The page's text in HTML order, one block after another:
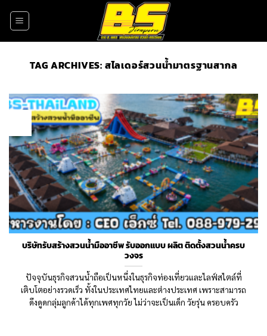
TAG ARCHIVES: สไลเดอร์สวนน้ำมาตรฐานสากล
บริษัทรับสร้างสวนน้ำมืออาชีพ รับออกแบบ ผลิต ติดตั้งสวนน้ำครบ
วงจร
ปัจจุบันธุรกิจสวนน้ำถือเป็นหนึ่งในธุรกิจท่องเที่ยวและไลฟ์สไตล์ที่
เติบโตอย่างรวดเร็ว ทั้งในประเทศไทยและต่างประเทศ เพราะสามารถ
ดึงดูดกลุ่มลูกค้าได้ทุกเพศทุกวัย ไม่ว่าจะเป็นเด็ก วัยรุ่น ครอบครัว